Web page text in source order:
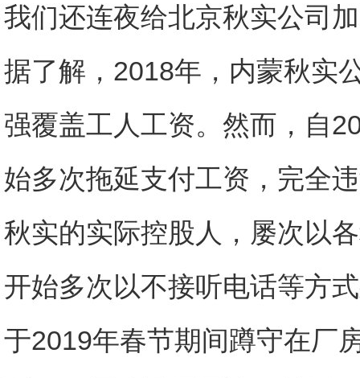
我们还连夜给北京秋实公司
据了解，2018年，内蒙秋实
强覆盖工人工资。然而，自
始多次拖延支付工资，完全
秋实的实际控股人，屡次以
开始多次以不接听电话等方
于2019年春节期间蹲守在厂